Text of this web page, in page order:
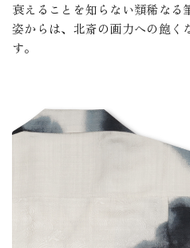
衰えることを知らない類稀なる
姿からは、北斎の画力への飽く
す。